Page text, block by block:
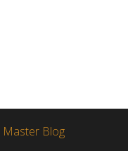
Master Blog